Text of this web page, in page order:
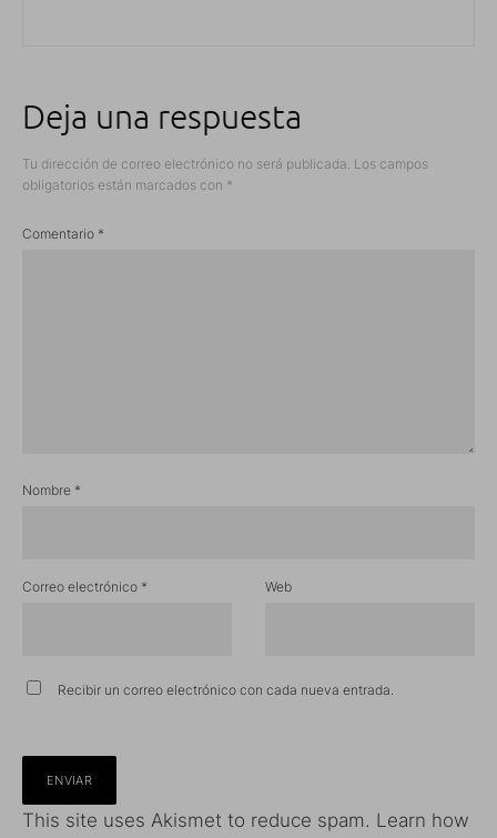
Deja una respuesta
Tu dirección de correo electrónico no será publicada. Los campos
obligatorios están marcados con *
Comentario *
Nombre *
Correo electrónico * Web
Recibir un correo electrónico con cada nueva entrada.
This site uses Akismet to reduce spam. Learn how